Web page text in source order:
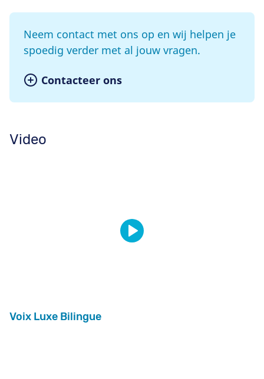
Neem contact met ons op en wij helpen je
spoedig verder met al jouw vragen.
Contacteer ons
Video
Voix Luxe Bilingue